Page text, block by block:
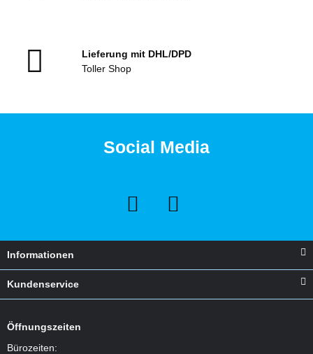
Lieferung mit DHL/DPD
Toller Shop
Social Media
Informationen
Kundenservice
Öffnungszeiten
Bürozeiten: